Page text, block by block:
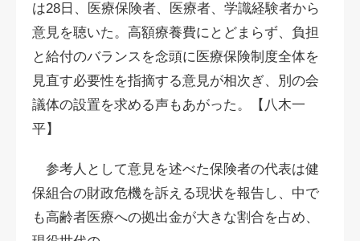
は28日、医療保険者、医療者、学識経験者から
意見を聴いた。高額療養費にとどまらず、負担
と給付のバランスを念頭に医療保険制度全体を
見直す必要性を指摘する意見が相次ぎ、別の会
議体の設置を求める声もあがった。【八木一
平】
参考人として意見を述べた保険者の代表は健
保組合の財政危機を訴える現状を報告し、中で
も高齢者医療への拠出金が大きな割合を占め、